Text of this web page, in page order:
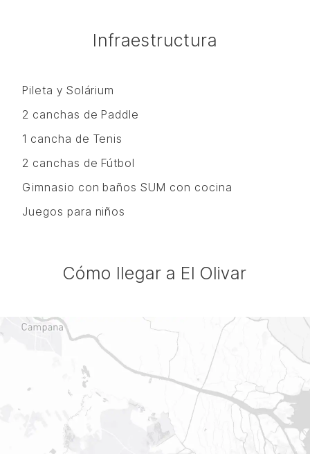
Infraestructura
Pileta y Solárium
2 canchas de Paddle
1 cancha de Tenis
2 canchas de Fútbol
Gimnasio con baños SUM con cocina
Juegos para niños
Cómo llegar a El Olivar